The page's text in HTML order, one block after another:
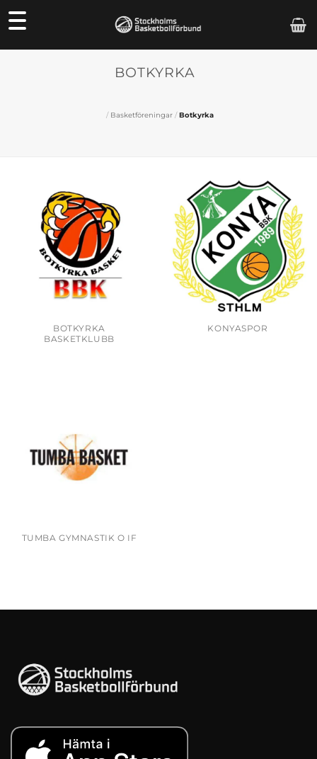
Skip
to
BOTKYRKA
/ Basketföreningar / Botkyrka
BOTKYRKA
BASKETKLUBB
KONYASPOR
TUMBA GYMNASTIK O IF